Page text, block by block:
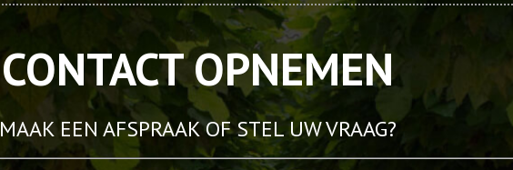
CONTACT OPNEMEN
MAAK EEN AFSPRAAK OF STEL UW VRAAG?